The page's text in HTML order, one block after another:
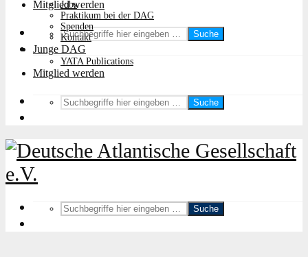
Mitglied werden
Suche
Jobs
Praktikum bei der DAG
Spenden
Kontakt
Junge DAG
YATA Publications
Mitglied werden
Suche
Suche